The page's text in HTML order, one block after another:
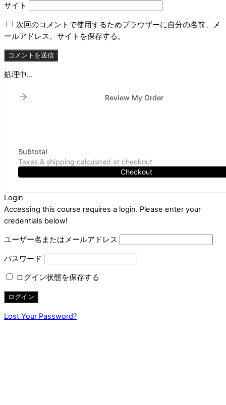
サイト
次回のコメントで使用するためブラウザーに自分の名前、メ
ールアドレス、サイトを保存する。
処理中...
Review My Order
Subtotal
Taxes & shipping calculated at checkout
Checkout
Login
Accessing this course requires a login. Please enter your
credentials below!
ユーザー名またはメールアドレス
パスワード
ログイン状態を保存する
Lost Your Password?